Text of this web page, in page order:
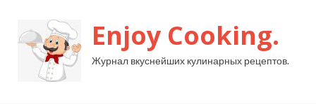
Enjoy Cooking.
Журнал вкуснейших кулинарных рецептов.